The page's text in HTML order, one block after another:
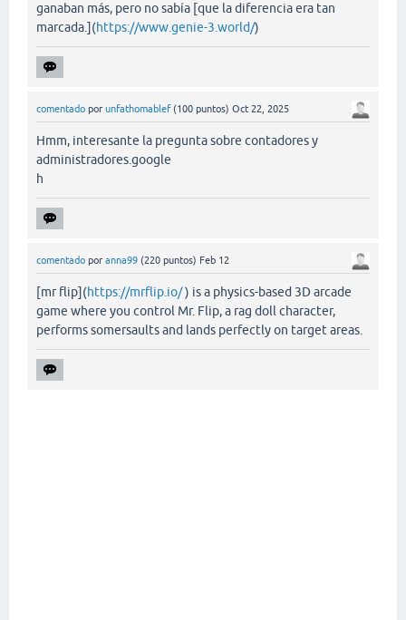
ganaban más, pero no sabía [que la diferencia era tan
marcada.](https://www.genie-3.world/)
comentado por unfathomablef (100 puntos) Oct 22, 2025
Hmm, interesante la pregunta sobre contadores y
administradores.google
h
comentado por anna99 (220 puntos) Feb 12
[mr flip](https://mrflip.io/) is a physics-based 3D arcade
game where you control Mr. Flip, a rag doll character,
performs somersaults and lands perfectly on target areas.